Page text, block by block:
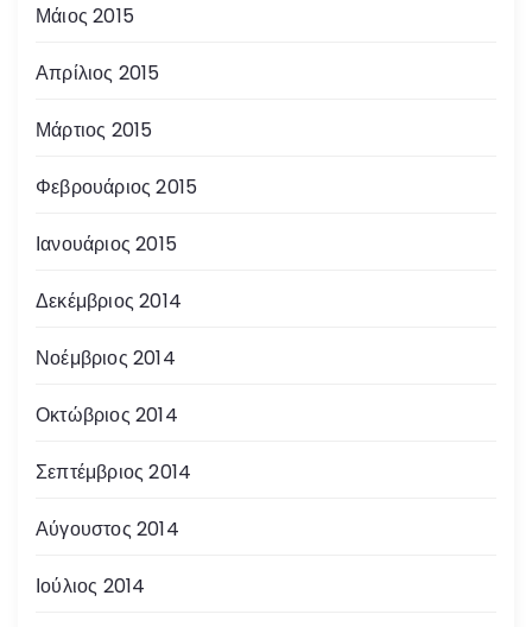
Μάιος 2015
Απρίλιος 2015
Μάρτιος 2015
Φεβρουάριος 2015
Ιανουάριος 2015
Δεκέμβριος 2014
Νοέμβριος 2014
Οκτώβριος 2014
Σεπτέμβριος 2014
Αύγουστος 2014
Ιούλιος 2014